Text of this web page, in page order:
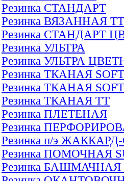
Резинка СТАНДАРТ
Резинка ВЯЗАННАЯ ТТ
Резинка СТАНДАРТ
Резинка УЛЬТРА
Резинка УЛЬТРА
Резинка ТКАНАЯ SOFT
Резинка ТКАНАЯ
Резинка ТКАНАЯ ТТ
Резинка ПЛЕТЕНАЯ
Резинка
Резинка п/э
Резинка ПОМОЧНАЯ
Резинка БАШМАЧНАЯ